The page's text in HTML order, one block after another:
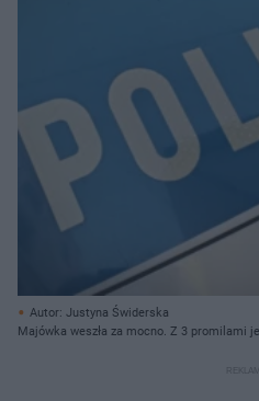
Autor: Justyna Świderska
Majówka weszła za mocno. Z 3 promilami